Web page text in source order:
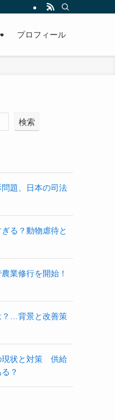
プロフィール
検索
題、日本の司法
る？動物虐待と
業修行を開始！
？…背景と改善策
現状と対策 供給
？